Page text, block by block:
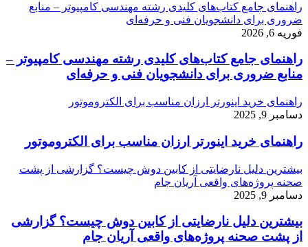
راهنمای جامع کتاب‌های کلیدی رشته مهندسی کامپیوتر – منابع
ضروری برای دانشجویان فنی و حرفه‌ای
فوریه 6, 2026
راهنمای جامع کتاب‌های کلیدی رشته مهندسی کامپیوتر –
منابع ضروری برای دانشجویان فنی و حرفه‌ای
راهنمای خرید اینورتر ارزان مناسب برای الکتروموتور
دسامبر 9, 2025
راهنمای خرید اینورتر ارزان مناسب برای الکتروموتور
بیشترین دلیل نارضایتی از کابین دوش چیست؟ گزارشی از پشت
صحنه پروژه‌های واقعی آریان جام
دسامبر 9, 2025
بیشترین دلیل نارضایتی از کابین دوش چیست؟ گزارشی
از پشت صحنه پروژه‌های واقعی آریان جام